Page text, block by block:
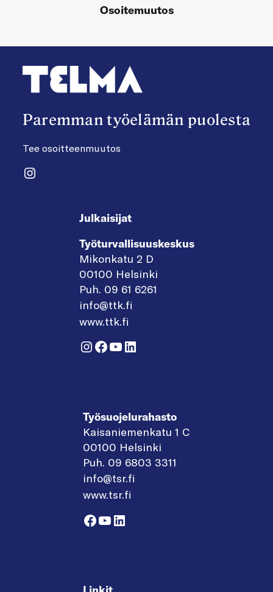
Osoitemuutos
Paremman työelämän puolesta
Tee osoitteenmuutos
Instagram
Julkaisijat
Työturvallisuuskeskus
Mikonkatu 2 D
00100 Helsinki
Puh. 09 61 6261
info@ttk.fi
www.ttk.fi
Instagram
Facebook
YouTube
LinkedIn
Työsuojelurahasto
Kaisaniemenkatu 1 C
00100 Helsinki
Puh. 09 6803 3311
info@tsr.fi
www.tsr.fi
Facebook
YouTube
LinkedIn